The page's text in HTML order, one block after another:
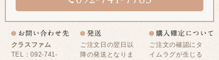
クラスファム
TEL：092-741-
ご注文日の翌日以
降の発送となりま
ご注文の確認にタ
イムラグが生じる